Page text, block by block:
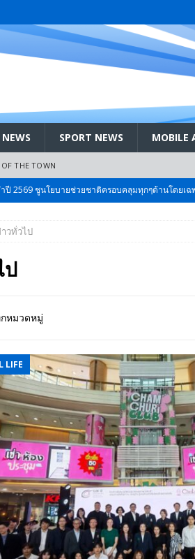
SPORT NEWS MOBILE
THE TOWN
2569 ชูนโยบายช่วยชาติครอบคลุมทุกๆด้านโดยเฉ
Bangkok International Motor 2026 ที่คนรักรถ ไม่ค
ง สกัด!! เจาะสนามเจดีย์ใหญ่: เมื่อคะแนนนิยม ‘ส้ม’
EV สองล้อที่เข้าใจผู้ใช้ไทยมากที่สุด
หารสุขภาพ “GIN-D” EVENT SOCIAL LIFE
วทั่วไป
ป
หมวดหมู่
LIFE